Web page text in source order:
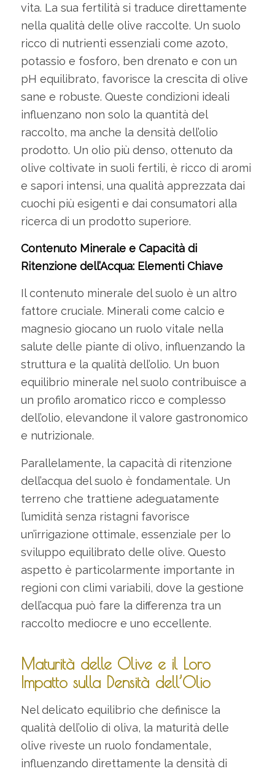
vita. La sua fertilità si traduce direttamente
nella qualità delle olive raccolte. Un suolo
ricco di nutrienti essenziali come azoto,
potassio e fosforo, ben drenato e con un
pH equilibrato, favorisce la crescita di olive
sane e robuste. Queste condizioni ideali
influenzano non solo la quantità del
raccolto, ma anche la densità dell’olio
prodotto. Un olio più denso, ottenuto da
olive coltivate in suoli fertili, è ricco di aromi
e sapori intensi, una qualità apprezzata dai
cuochi più esigenti e dai consumatori alla
ricerca di un prodotto superiore.
Contenuto Minerale e Capacità di
Ritenzione dell’Acqua: Elementi Chiave
Il contenuto minerale del suolo è un altro
fattore cruciale. Minerali come calcio e
magnesio giocano un ruolo vitale nella
salute delle piante di olivo, influenzando la
struttura e la qualità dell’olio. Un buon
equilibrio minerale nel suolo contribuisce a
un profilo aromatico ricco e complesso
dell’olio, elevandone il valore gastronomico
e nutrizionale.
Parallelamente, la capacità di ritenzione
dell’acqua del suolo è fondamentale. Un
terreno che trattiene adeguatamente
l’umidità senza ristagni favorisce
un’irrigazione ottimale, essenziale per lo
sviluppo equilibrato delle olive. Questo
aspetto è particolarmente importante in
regioni con climi variabili, dove la gestione
dell’acqua può fare la differenza tra un
raccolto mediocre e uno eccellente.
Maturità delle Olive e il Loro
Impatto sulla Densità dell’Olio
Nel delicato equilibrio che definisce la
qualità dell’olio di oliva, la maturità delle
olive riveste un ruolo fondamentale,
influenzando direttamente la densità di